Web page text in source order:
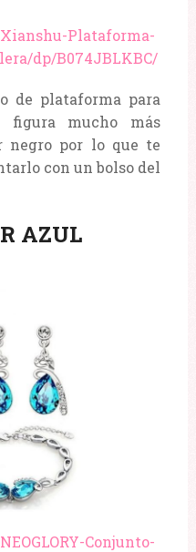
Plataforma-
dp/B074JBLKBC/
de plataforma para
figura mucho más
negro por lo que te
con un bolso del
AZUL
Conjunto-